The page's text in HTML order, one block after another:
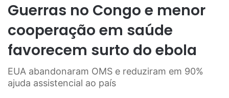
Guerras no Congo e menor
cooperação em saúde
favorecem surto do ebola
EUA abandonaram OMS e reduziram em 90%
ajuda assistencial ao país